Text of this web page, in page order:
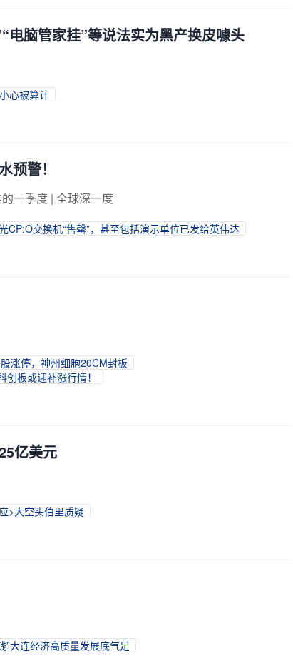
脑管家挂”等说法实为黑产换皮噱头
心被算计
预警！
一季度 | 全球深一度
CP:O交换机“售罄”，甚至包括演示单位已发给英伟达
涨停，神州细胞20CM封板
板或迎补涨行情！
亿美元
>大空头伯里质疑
”大连经济高质量发展底气足